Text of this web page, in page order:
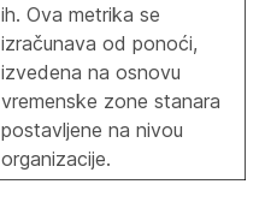
ih. Ova metrika se
izračunava od ponoći,
izvedena na osnovu
vremenske zone stanara
postavljene na nivou
organizacije.